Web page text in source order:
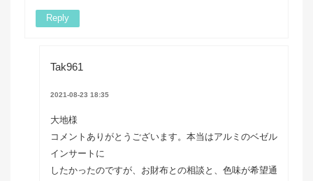
Reply
Tak961
2021-08-23 18:35
大地様
コメントありがとうございます。本当はアルミのベゼル
インサートに
したかったのですが、お財布との相談と、色味が希望通